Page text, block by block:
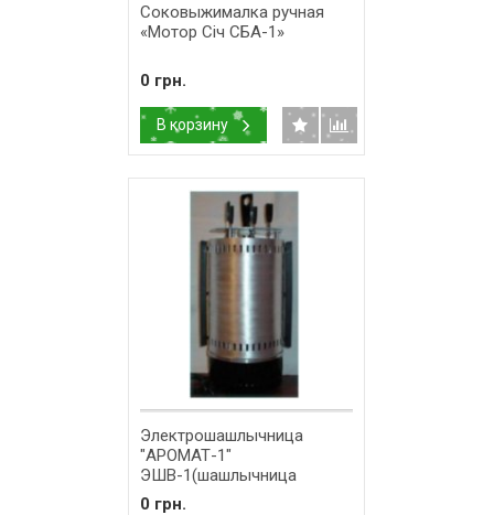
Соковыжималка ручная
«Мотор Січ СБА-1»
0 грн.
В корзину
Электрошашлычница
"АРОМАТ-1"
ЭШВ-1(шашлычница
электрическая)
0 грн.